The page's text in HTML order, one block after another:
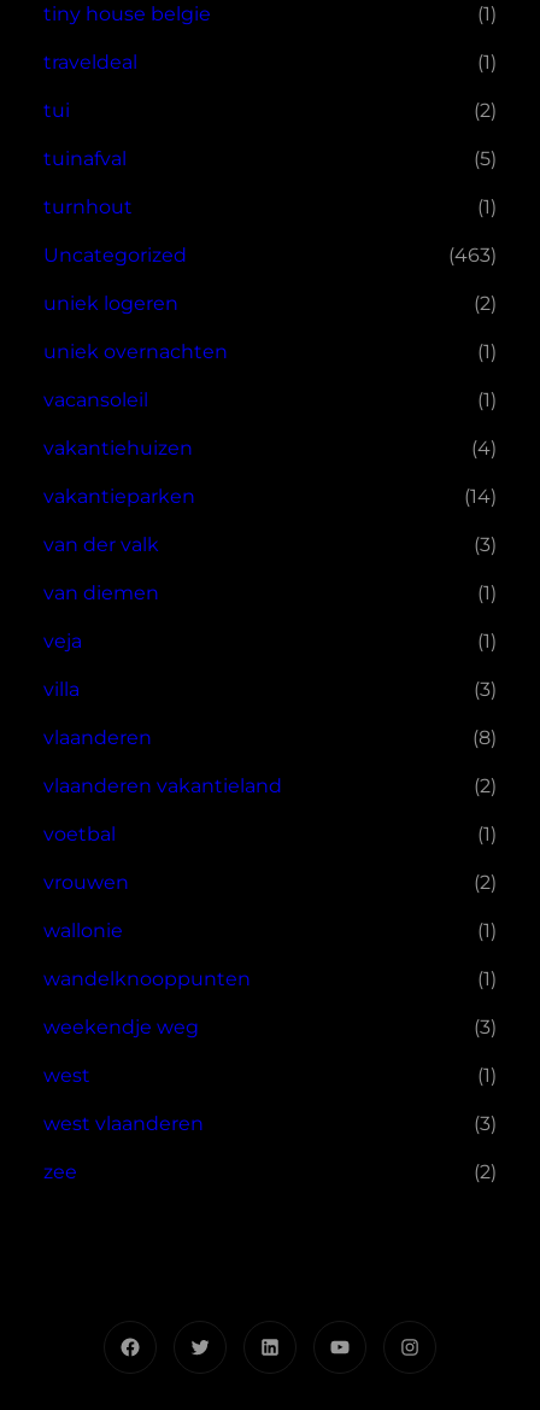
tiny house belgie (1)
traveldeal (1)
tui (2)
tuinafval (5)
turnhout (1)
Uncategorized (463)
uniek logeren (2)
uniek overnachten (1)
vacansoleil (1)
vakantiehuizen (4)
vakantieparken (14)
van der valk (3)
van diemen (1)
veja (1)
villa (3)
vlaanderen (8)
vlaanderen vakantieland (2)
voetbal (1)
vrouwen (2)
wallonie (1)
wandelknooppunten (1)
weekendje weg (3)
west (1)
west vlaanderen (3)
zee (2)
FacebookTwitterLinkedInYouTubeInstagram